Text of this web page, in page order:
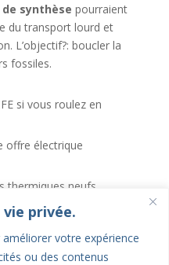
privée.
votre expérience
ou des contenus
synthèse pourraient
du transport lourd et
L’objectif?: boucler la
fossiles.
si vous roulez en
offre électrique
thermiques neufs